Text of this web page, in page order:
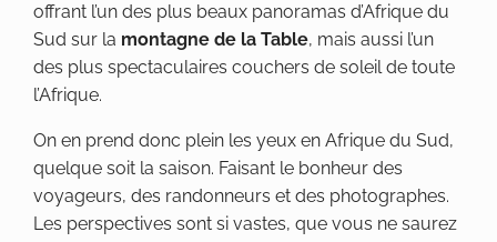
offrant l’un des plus beaux panoramas d’Afrique du
Sud sur la montagne de la Table, mais aussi l’un
des plus spectaculaires couchers de soleil de toute
l’Afrique.
On en prend donc plein les yeux en Afrique du Sud,
quelque soit la saison. Faisant le bonheur des
voyageurs, des randonneurs et des photographes.
Les perspectives sont si vastes, que vous ne saurez